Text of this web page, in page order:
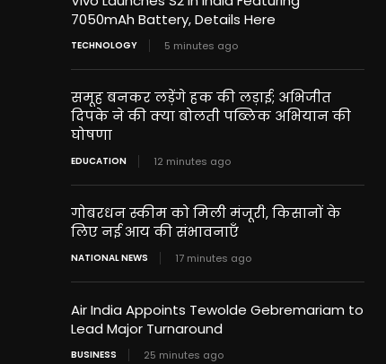
7050mAh Battery, Details Here
TECHNOLOGY 5 minutes ago
समूह बनकर लड़ेंगे हक की लड़ाई; अभिजीत
दिपके ने की क्या बोलती पब्लिक अभियान की
घोषणा
EDUCATION 12 minutes ago
गोबरधन स्कीम को मिली मंजूरी, किसानों के
लिए नई आय की संभावनाएँ
NATIONAL NEWS 17 minutes ago
Air India Appoints Tewolde Gebremariam to
Lead Major Turnaround
BUSINESS 25 minutes ago